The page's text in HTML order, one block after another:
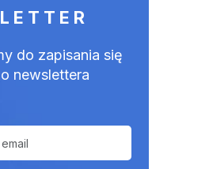
do zapisania się
newslettera